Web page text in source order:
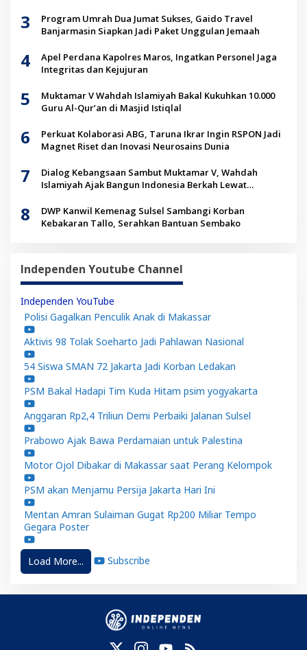
3
Program Umrah Dua Jumat Sukses, Gaido Travel
Banjarmasin Siapkan Jadi Paket Unggulan Jemaah
4
Apel Perdana Kapolres Maros, Ingatkan Personel Jaga
Integritas dan Kejujuran
5
Muktamar V Wahdah Islamiyah Bakal Kukuhkan 10.000
Guru Al-Qur’an di Masjid Istiqlal
6
Perkuat Kolaborasi ABG, Taruna Ikrar Ingin RSPON Jadi
Magnet Riset dan Inovasi Neurosains Dunia
7
Dialog Kebangsaan Sambut Muktamar V, Wahdah
Islamiyah Ajak Bangun Indonesia Berkah Lewat
8
DWP Kanwil Kemenag Sulsel Sambangi Korban
Kebakaran Tallo, Serahkan Bantuan Sembako
Independen Youtube Channel
Independen YouTube
Polisi Gagalkan Penculik Anak di Makassar
Aktivis 98 Tolak Soeharto Jadi Pahlawan Nasional
54 Siswa SMAN 72 Jakarta Jadi Korban Ledakan
PSM Bakal Hadapi Tim Kuda Hitam psim yogyakarta
Anggaran Rp2,4 Triliun Demi Perbaiki Jalanan Sulsel
Prabowo Ajak Bawa Perdamaian untuk Palestina
Motor Ojol Dibakar di Makassar saat Perang Kelompok
PSM akan Menjamu Persija Jakarta Hari Ini
Mentan Amran Sulaiman Gugat Rp200 Miliar Tempo
Gegara Poster
Load More... Subscribe